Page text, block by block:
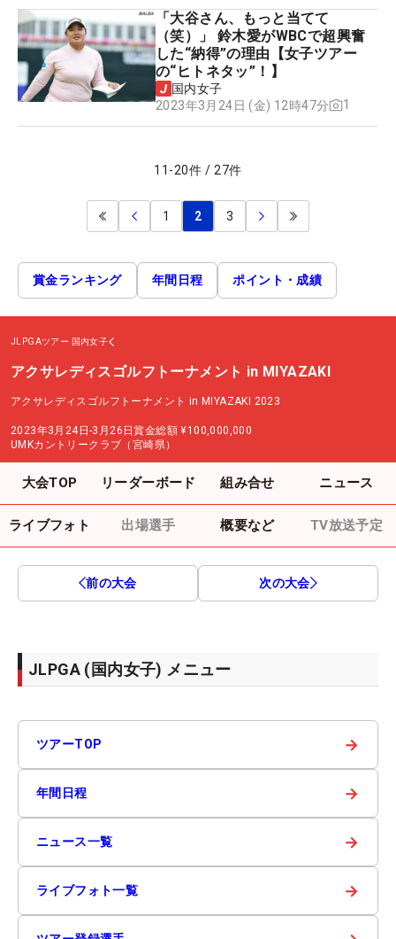
「大谷さん、もっと当てて
（笑）」 鈴木愛がWBCで超興奮
した“納得”の理由【女子ツアー
の“ヒトネタッ”！】
国内女子
2023年3月24日 (金) 12時47分
1
11 -20件 / 27件
1 2 3
賞金ランキング 年間日程 ポイント・成績
JLPGAツアー 国内女子
アクサレディスゴルフトーナメント in MIYAZAKI
アクサレディスゴルフトーナメント in MIYAZAKI 2023
2023年3月24日-3月26日賞金総額 ¥100,000,000
UMKカントリークラブ（宮崎県）
大会TOP リーダーボード 組み合せ ニュース
ライブフォト 出場選手 概要など TV放送予定
前の大会 次の大会
JLPGA (国内女子) メニュー
ツアーTOP →
年間日程 →
ニュース一覧 →
ライブフォト一覧 →